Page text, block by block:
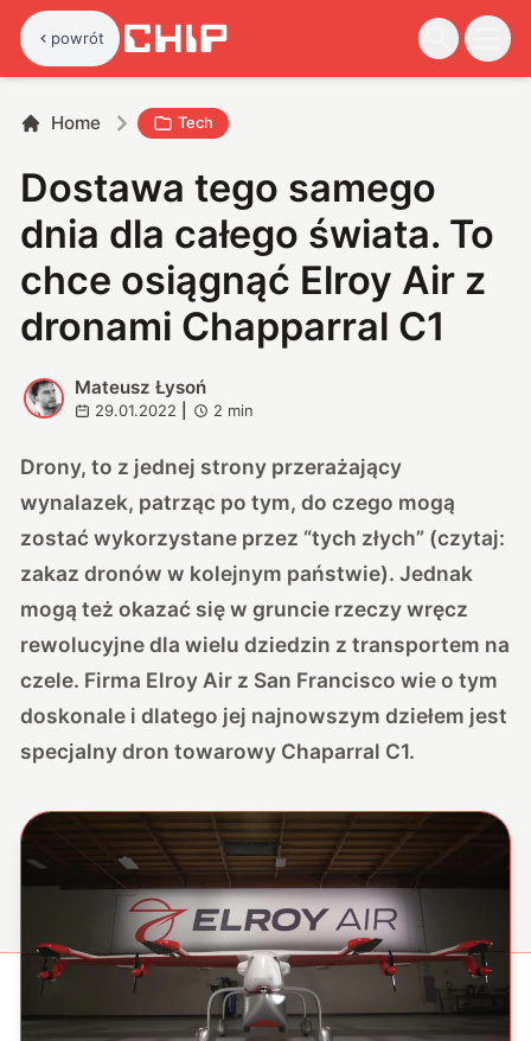
powrót
Home Tech
Dostawa tego samego
dnia dla całego świata. To
chce osiągnąć Elroy Air z
dronami Chapparral C1
M
Mateusz Łysoń
29.01.2022 2 min
Drony, to z jednej strony przerażający
wynalazek, patrząc po tym, do czego mogą
zostać wykorzystane przez “tych złych” (czytaj:
zakaz dronów w kolejnym państwie). Jednak
mogą też okazać się w gruncie rzeczy wręcz
rewolucyjne dla wielu dziedzin z transportem na
czele. Firma Elroy Air z San Francisco wie o tym
doskonale i dlatego jej najnowszym dziełem jest
specjalny dron towarowy Chaparral C1.